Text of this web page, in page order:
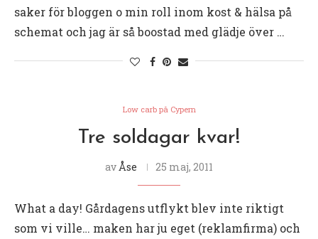
saker för bloggen o min roll inom kost & hälsa på
schemat och jag är så boostad med glädje över …
Low carb på Cypern
Tre soldagar kvar!
av Åse 25 maj, 2011
What a day! Gårdagens utflykt blev inte riktigt
som vi ville… maken har ju eget (reklamfirma) och